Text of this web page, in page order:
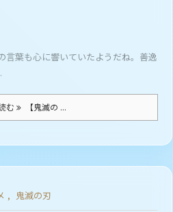
言葉も心に響いていたようだね。善逸
む 【鬼滅の ...
, 鬼滅の刃